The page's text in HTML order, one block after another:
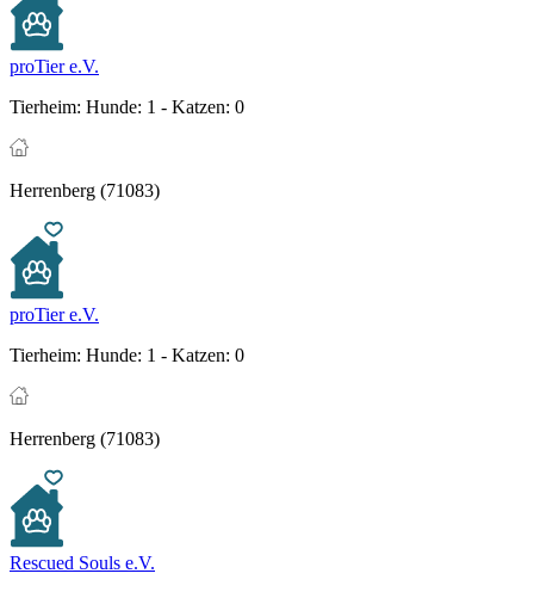
proTier e.V.
Tierheim: Hunde: 1 - Katzen: 0
Herrenberg (71083)
proTier e.V.
Tierheim: Hunde: 1 - Katzen: 0
Herrenberg (71083)
Rescued Souls e.V.